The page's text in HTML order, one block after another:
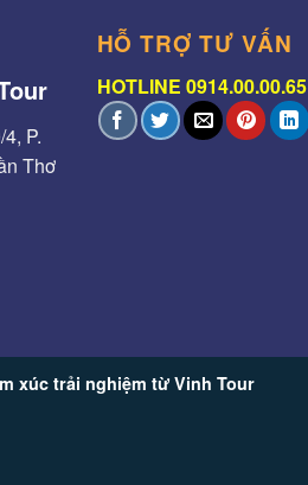
P.
Thơ
HỖ TRỢ TƯ VẤN
HOTLINE 0914.00.00.65
xúc trải nghiệm từ Vinh Tour